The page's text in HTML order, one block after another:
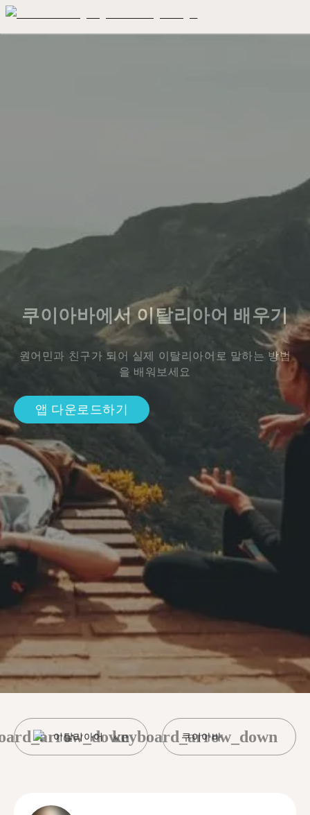
쿠이아바에서 이탈리아어 배우기
원어민과 친구가 되어 실제 이탈리아어로 말하는 방법
을 배워보세요
앱 다운로드하기
이탈리아어 쿠이아바
keyboard_arrow_down